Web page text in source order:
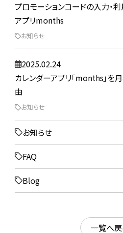
プロモーションコードの入力・
アプリmonths
お知らせ
2025.02.24
カレンダーアプリ「months」を
由
お知らせ
お知らせ
FAQ
Blog
一覧へ戻